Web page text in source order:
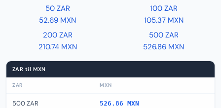
50 ZAR
52.69 MXN
100 ZAR
105.37 MXN
200 ZAR
210.74 MXN
500 ZAR
526.86 MXN
ZAR til MXN
ZAR MXN
500 ZAR 526.86 MXN